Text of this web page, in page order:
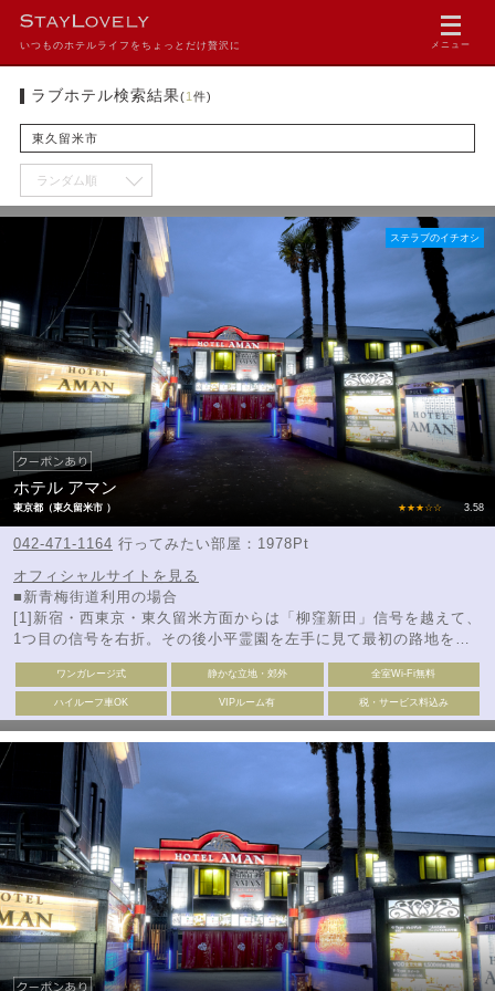
いつものホテルライフをちょっとだけ贅沢に メニュー
ラブホテル検索結果(1 件)
東久留米市
ステラブのイチオシ
ホテル アマン
東京都（東久留米市 ） ★★★☆☆ 3.58
042-471-1164 行ってみたい部屋：1978Pt
オフィシャルサイトを見る
■新青梅街道利用の場合
[1]新宿・西東京・東久留米方面からは「柳窪新田」信号を越えて、
1つ目の信号を右折。その後小平霊園を左手に見て最初の路地を右
に曲がると右手にございます。
[2]東大和・久米川方面からは「Ｊマート」を過ぎて最初の信号を左
折。その後小平霊園を左手に見て最初の路地を右に曲がると右手に
ございます。
☆[1][2]いずれもサイゼリヤを目印に路地を入る。
-新青梅街道接続-
※府中・国分寺方面からは新小金井街道を北上し、「滝山南」を左
折。
※清瀬方面からは新小金井街道を南下し、「滝山南」を右折。
ワンガレージ式 静かな立地・郊外 全室Wi-Fi無料
ハイルーフ車OK VIPルーム有 税・サービス料込み